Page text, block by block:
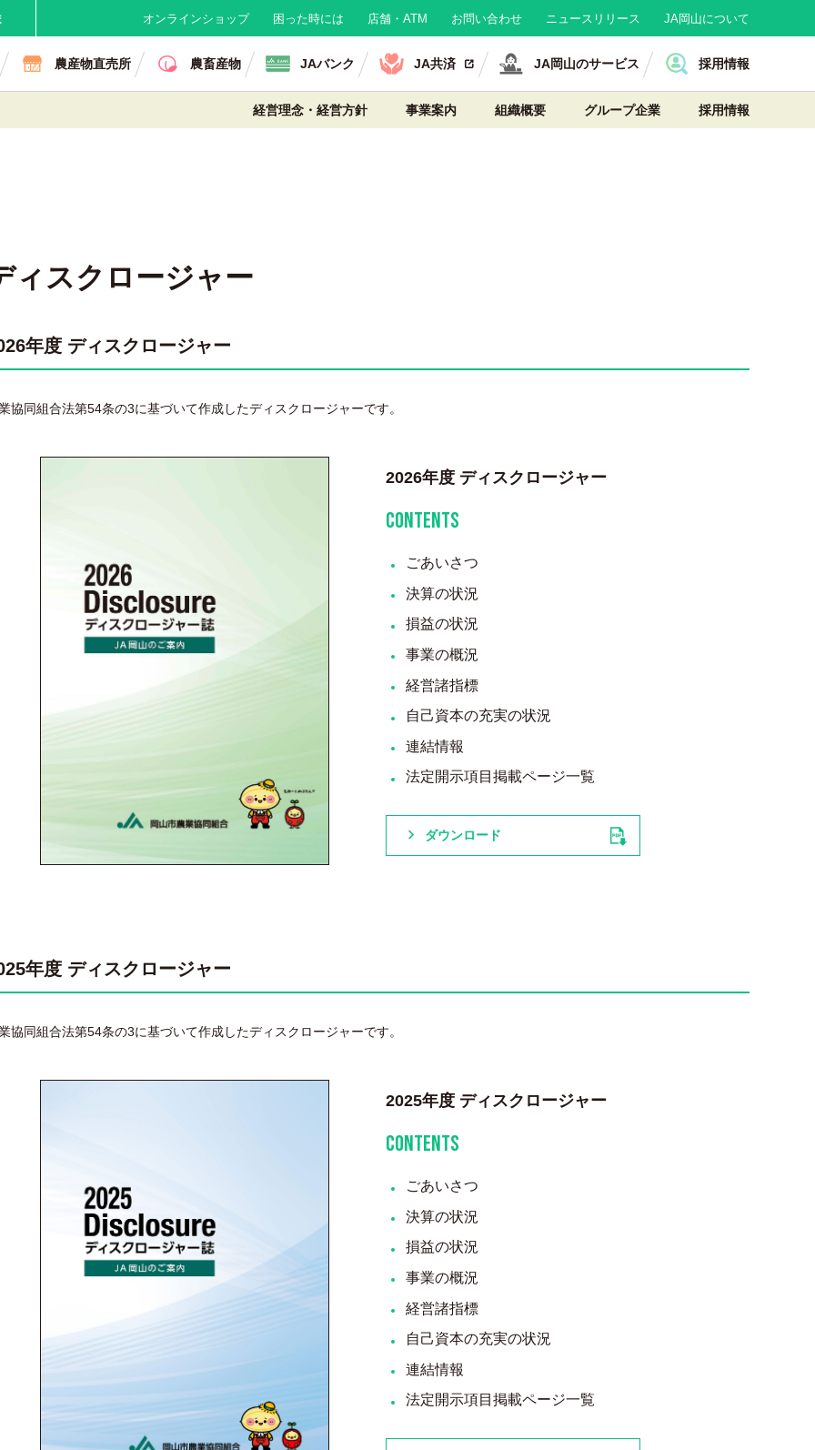
オンラインショップ 困った時には 店舗・ATM お問い合わせ ニュースリリース JA岡山について
農産物直売所 農畜産物 JAバンク JA共済 JA岡山のサービス 採用情報
経営理念・経営方針 事業案内 組織概要 グループ企業 採用情報
ィスクロージャー
年度 ディスクロージャー
協同組合法第54条の3に基づいて作成したディスクロージャーです。
2026年度 ディスクロージャー
CONTENTS
ごあいさつ
決算の状況
損益の状況
事業の概況
経営諸指標
自己資本の充実の状況
連結情報
法定開示項目掲載ページ一覧
ダウンロード
年度 ディスクロージャー
協同組合法第54条の3に基づいて作成したディスクロージャーです。
2025年度 ディスクロージャー
CONTENTS
ごあいさつ
決算の状況
損益の状況
事業の概況
経営諸指標
自己資本の充実の状況
連結情報
法定開示項目掲載ページ一覧